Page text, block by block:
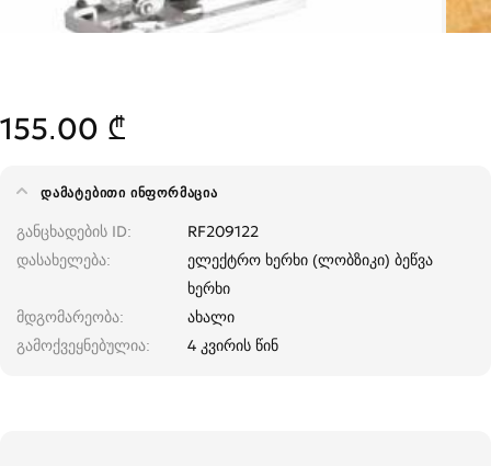
155.00 ₾
ᲓᲐᲛᲐᲢᲔᲑᲘᲗᲘ ᲘᲜᲤᲝᲠᲛᲐᲪᲘᲐ
განცხადების ID
RF209122
დასახელება
ელექტრო ხერხი (ლობზიკი) ბეწვა
ხერხი
მდგომარეობა
ახალი
გამოქვეყნებულია
4 კვირის წინ